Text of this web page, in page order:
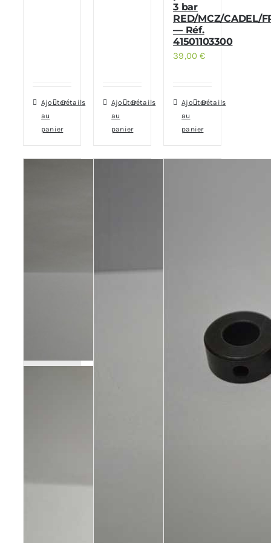
Ajouter
au
panier
Détails
Ajouter
au
panier
Détails
3 bar
RED/MCZ/CADEL/
— Réf.
41501103300
39,00€
Ajouter
au
panier
Détails